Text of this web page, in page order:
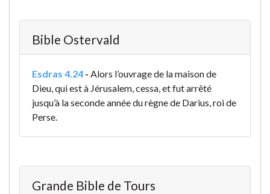
Bible Ostervald
Esdras 4.24 - Alors l’ouvrage de la maison de
Dieu, qui est à Jérusalem, cessa, et fut arrêté
jusqu’à la seconde année du règne de Darius, roi de
Perse.
Grande Bible de Tours